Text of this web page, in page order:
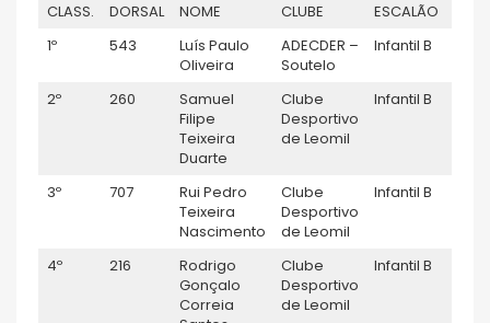
CLASS. DORSAL NOME CLUBE ESCALÃO
1º
543
Luís Paulo
Oliveira
ADECDER –
Soutelo
Infantil B
2º 260
Samuel
Filipe
Teixeira
Duarte
Clube
Desportivo
de Leomil
Infantil B
3º 707
Rui Pedro
Teixeira
Nascimento
Clube
Desportivo
de Leomil
Infantil B
4º 216
Rodrigo
Gonçalo
Correia
Clube
Desportivo
de Leomil
Infantil B